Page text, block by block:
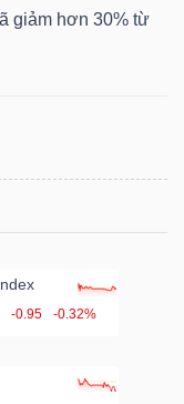
giảm hơn 30% từ
-0.95 -0.32%